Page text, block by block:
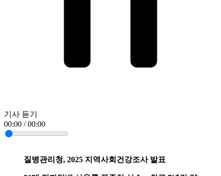
기사 듣기
00:00 / 00:00
질병관리청, 2025 지역사회건강조사 발표